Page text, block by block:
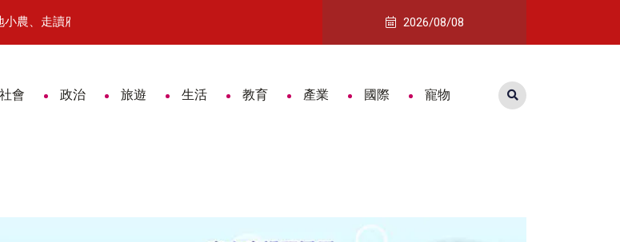
農、走讀府城文化「鎮展三寶」驚豔登場！2026國際木雕藝術交流展開展 跨國藝術對話激盪木雕新視野
暑假交通事故風險升高 南警五分局校
2026/08/08
社會 政治 旅遊 生活 教育 產業 國際 寵物